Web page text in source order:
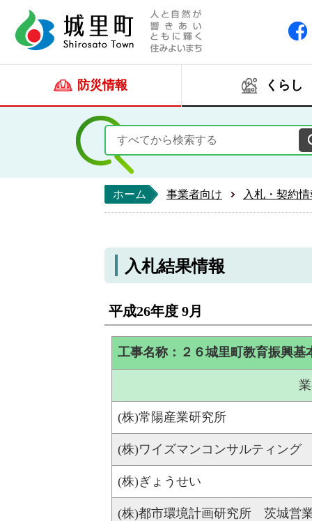
防災情報 くらし
ホーム 事業者向け 入札・契約
入札結果情報
平成26年度 9月
工事名称：２６城里町教育振興基
(株)常陽産業研究所
(株)ワイズマンコンサルティン
(株)ぎょうせい
(株)都市環境計画研究所 茨城営